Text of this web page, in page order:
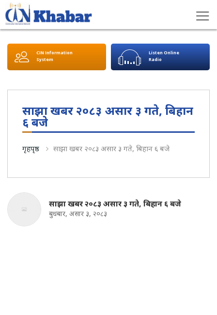
CIN Information
System
Listen Online
Radio
साझा खबर २०८३ असार ३ गते, बिहान
६ बजे
गृहपृष्ठ साझा खबर २०८३ असार ३ गते, बिहान ६ बजे
साझा खबर २०८३ असार ३ गते, बिहान ६ बजे
बुधबार, असार ३, २०८३